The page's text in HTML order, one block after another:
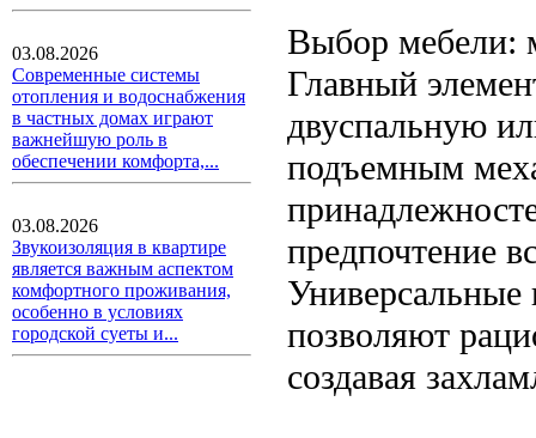
03.08.2026
Современные системы
отопления и водоснабжения
в частных домах играют
важнейшую роль в
обеспечении комфорта,...
03.08.2026
Звукоизоляция в квартире
является важным аспектом
комфортного проживания,
особенно в условиях
городской суеты и...
Выбор мебели:
Главный
двуспальную
подъемным
предпочтение
позволяют
создавая